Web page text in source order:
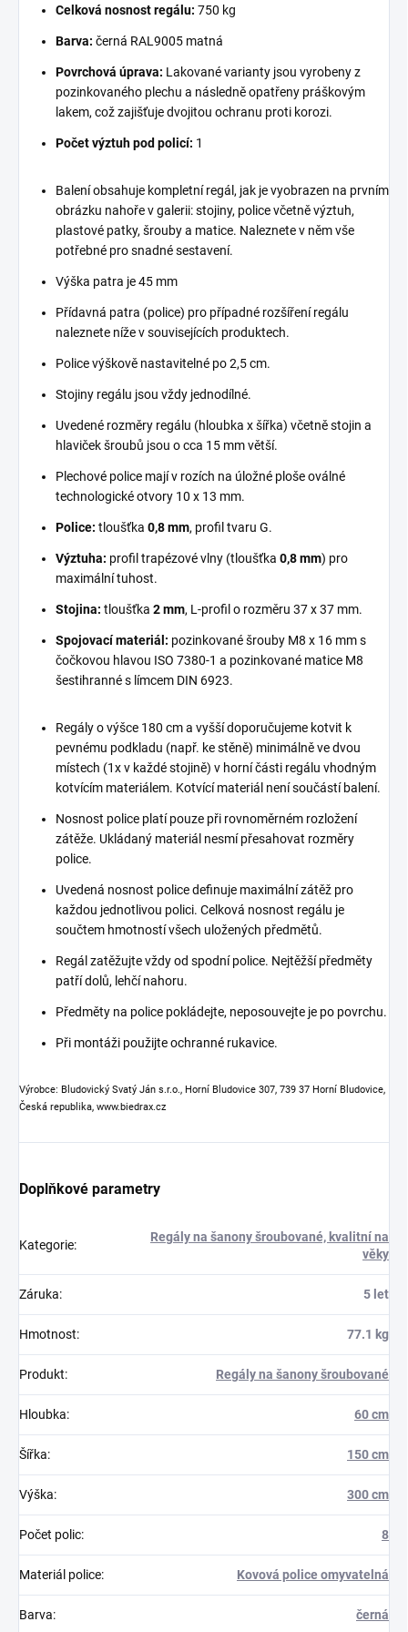
Celková nosnost regálu: 750 kg
Barva: černá RAL9005 matná
Povrchová úprava: Lakované varianty jsou vyrobeny z
pozinkovaného plechu a následně opatřeny práškovým
lakem, což zajišťuje dvojitou ochranu proti korozi.
Počet výztuh pod policí: 1
Balení obsahuje kompletní regál, jak je vyobrazen na prvním
obrázku nahoře v galerii: stojiny, police včetně výztuh,
plastové patky, šrouby a matice. Naleznete v něm vše
potřebné pro snadné sestavení.
Výška patra je 45 mm
Přídavná patra (police) pro případné rozšíření regálu
naleznete níže v souvisejících produktech.
Police výškově nastavitelné po 2,5 cm.
Stojiny regálu jsou vždy jednodílné.
Uvedené rozměry regálu (hloubka x šířka) včetně stojin a
hlaviček šroubů jsou o cca 15 mm větší.
Plechové police mají v rozích na úložné ploše oválné
technologické otvory 10 x 13 mm.
Police: tloušťka 0,8 mm, profil tvaru G.
Výztuha: profil trapézové vlny (tloušťka 0,8 mm) pro
maximální tuhost.
Stojina: tloušťka 2 mm, L-profil o rozměru 37 x 37 mm.
Spojovací materiál: pozinkované šrouby M8 x 16 mm s
čočkovou hlavou ISO 7380-1 a pozinkované matice M8
šestihranné s límcem DIN 6923.
Regály o výšce 180 cm a vyšší doporučujeme kotvit k
pevnému podkladu (např. ke stěně) minimálně ve dvou
místech (1x v každé stojině) v horní části regálu vhodným
kotvícím materiálem. Kotvící materiál není součástí balení.
Nosnost police platí pouze při rovnoměrném rozložení
zátěže. Ukládaný materiál nesmí přesahovat rozměry
police.
Uvedená nosnost police definuje maximální zátěž pro
každou jednotlivou polici. Celková nosnost regálu je
součtem hmotností všech uložených předmětů.
Regál zatěžujte vždy od spodní police. Nejtěžší předměty
patří dolů, lehčí nahoru.
Předměty na police pokládejte, neposouvejte je po povrchu.
Při montáži použijte ochranné rukavice.
Výrobce: Bludovický Svatý Ján s.r.o., Horní Bludovice 307, 739 37 Horní Bludovice,
Česká republika, www.biedrax.cz
Doplňkové parametry
Kategorie:
Regály na šanony šroubované, kvalitní na
věky
Záruka: 5 let
Hmotnost: 77.1 kg
Produkt: Regály na šanony šroubované
Hloubka: 60 cm
Šířka: 150 cm
Výška: 300 cm
Počet polic: 8
Materiál police: Kovová police omyvatelná
Barva: černá